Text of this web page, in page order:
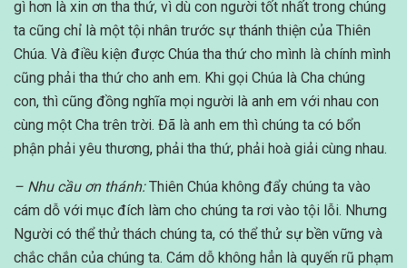
gì hơn là xin ơn tha thứ, vì dù con người tốt nhất trong chúng
ta cũng chỉ là một tội nhân trước sự thánh thiện của Thiên
Chúa. Và điều kiện được Chúa tha thứ cho mình là chính mình
cũng phải tha thứ cho anh em. Khi gọi Chúa là Cha chúng
con, thì cũng đồng nghĩa mọi người là anh em với nhau con
cùng một Cha trên trời. Đã là anh em thì chúng ta có bổn
phận phải yêu thương, phải tha thứ, phải hoà giải cùng nhau.
– Nhu cầu ơn thánh:Thiên Chúa không đẩy chúng ta vào
cám dỗ với mục đích làm cho chúng ta rơi vào tội lỗi. Nhưng
Người có thể thử thách chúng ta, có thể thử sự bền vững và
chắc chắn của chúng ta. Cám dỗ không hẳn là quyến rũ phạm